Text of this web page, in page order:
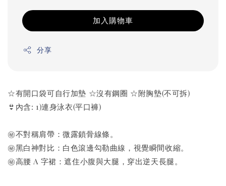
加入購物車
分享
☆有開口袋可自行加墊 ☆沒有鋼圈 ☆附胸墊(不可拆)
👙內含: 1)連身泳衣(平口褲)
㊙️不對稱肩帶：微露鎖骨線條。
㊙️黑白神對比：白色滾邊勾勒曲線，視覺瞬間收縮。
㊙️高腰 A 字裙：遮住小腹與大腿，穿出逆天長腿。